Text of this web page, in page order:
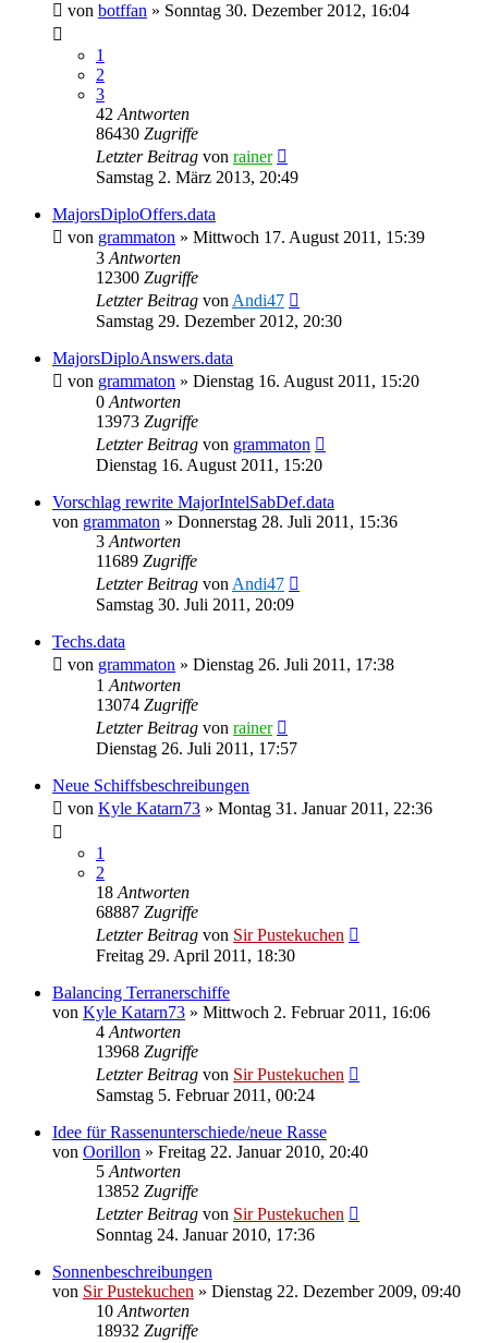
von botffan » Sonntag 30. Dezember 2012, 16:04
1
2
3
42 Antworten
86430 Zugriffe
Letzter Beitrag von rainer
Samstag 2. März 2013, 20:49
MajorsDiploOffers.data
von grammaton » Mittwoch 17. August 2011, 15:39
3 Antworten
12300 Zugriffe
Letzter Beitrag von Andi47
Samstag 29. Dezember 2012, 20:30
MajorsDiploAnswers.data
von grammaton » Dienstag 16. August 2011, 15:20
0 Antworten
13973 Zugriffe
Letzter Beitrag von grammaton
Dienstag 16. August 2011, 15:20
Vorschlag rewrite MajorIntelSabDef.data
von grammaton » Donnerstag 28. Juli 2011, 15:36
3 Antworten
11689 Zugriffe
Letzter Beitrag von Andi47
Samstag 30. Juli 2011, 20:09
Techs.data
von grammaton » Dienstag 26. Juli 2011, 17:38
1 Antworten
13074 Zugriffe
Letzter Beitrag von rainer
Dienstag 26. Juli 2011, 17:57
Neue Schiffsbeschreibungen
von Kyle Katarn73 » Montag 31. Januar 2011, 22:36
1
2
18 Antworten
68887 Zugriffe
Letzter Beitrag von Sir Pustekuchen
Freitag 29. April 2011, 18:30
Balancing Terranerschiffe
von Kyle Katarn73 » Mittwoch 2. Februar 2011, 16:06
4 Antworten
13968 Zugriffe
Letzter Beitrag von Sir Pustekuchen
Samstag 5. Februar 2011, 00:24
Idee für Rassenunterschiede/neue Rasse
von Oorillon » Freitag 22. Januar 2010, 20:40
5 Antworten
13852 Zugriffe
Letzter Beitrag von Sir Pustekuchen
Sonntag 24. Januar 2010, 17:36
Sonnenbeschreibungen
von Sir Pustekuchen » Dienstag 22. Dezember 2009, 09:40
10 Antworten
18932 Zugriffe